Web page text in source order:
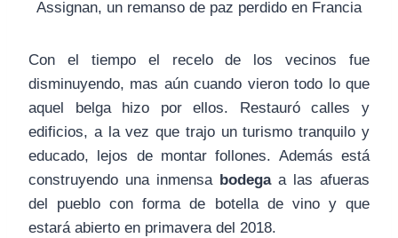
Assignan, un remanso de paz perdido en Francia
Con el tiempo el recelo de los vecinos fue
disminuyendo, mas aún cuando vieron todo lo que
aquel belga hizo por ellos. Restauró calles y
edificios, a la vez que trajo un turismo tranquilo y
educado, lejos de montar follones. Además está
construyendo una inmensa bodegaa las afueras
del pueblo con forma de botella de vino y que
estará abierto en primavera del 2018.